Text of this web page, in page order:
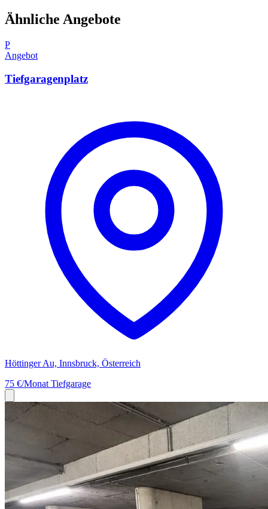
Ähnliche Angebote
P
Angebot
Tiefgaragenplatz
Höttinger Au, Innsbruck, Österreich
75 €/Monat Tiefgarage